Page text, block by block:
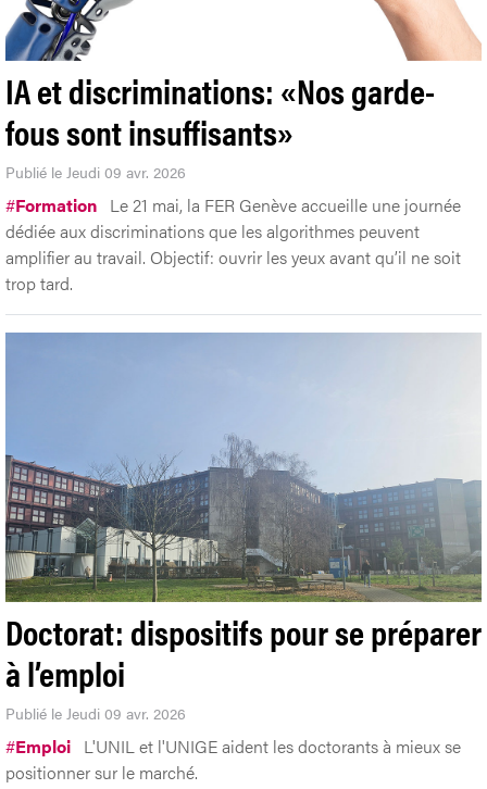
IA et discriminations: «Nos garde-
fous sont insuffisants»
Publié le Jeudi 09 avr. 2026
#Formation Le 21 mai, la FER Genève accueille une journée
dédiée aux discriminations que les algorithmes peuvent
amplifier au travail. Objectif: ouvrir les yeux avant qu’il ne soit
trop tard.
Doctorat: dispositifs pour se préparer
à l’emploi
Publié le Jeudi 09 avr. 2026
#Emploi L'UNIL et l'UNIGE aident les doctorants à mieux se
positionner sur le marché.